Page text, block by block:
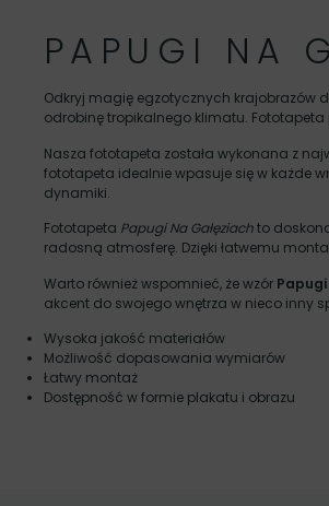
PAPUGI NA
Odkryj magię egzotycznych krajobrazów
odrobinę tropikalnego klimatu.
Nasza fototapeta została wykonana z
fototapeta idealnie wpasuje się w każde
dynamiki.
Fototapeta Papugi Na Gałęziachto
radosną atmosferę. Dzięki łatwemu
Warto również wspomnieć, że wzór Papugi
akcent do swojego wnętrza w nieco inny
Wysoka jakość materiałów
Możliwość dopasowania wymiarów
Łatwy montaż
Dostępność w formie plakatu i obrazu